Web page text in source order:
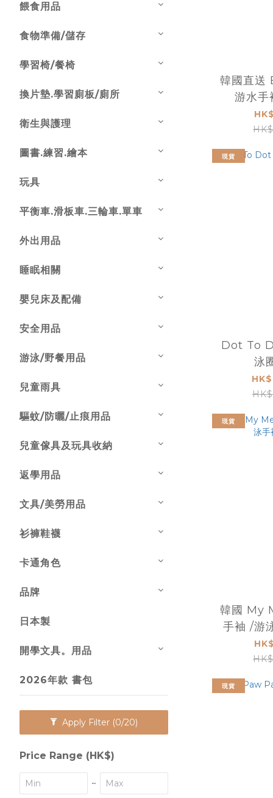
餵食用品
食物準備/儲存
學習椅/餐椅
換片墊.學習廁板/廁所
衛生與護理
圖書.練習.繪本
玩具
平衡車.滑板車.三輪車.單車
外出用品
睡眠相關
嬰兒床及配備
安全用品
游泳/野餐用品
兒童雨具
驅蚊/防曬/止痕用品
兒童傢具及玩具收納
返學用品
文具/美勞用品
衫褲鞋襪
卡通角色
品牌
日本製
開學文具。用品
2026年款 書包
Apply Filter (0/20)
Price Range (HK$)
~
韓國直送 Baby Shark
游水手
現貨
Dot To
泳
現貨
韓國 My
手袖 /游
現貨